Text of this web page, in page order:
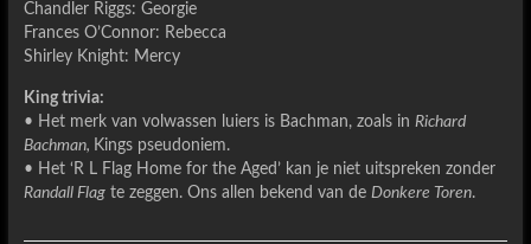
Chandler Riggs: Georgie
Frances O’Connor: Rebecca
Shirley Knight: Mercy
King trivia:
• Het merk van volwassen luiers is Bachman, zoals in Richard
Bachman, Kings pseudoniem.
• Het ‘R L Flag Home for the Aged’ kan je niet uitspreken zonder
Randall Flagte zeggen. Ons allen bekend van de Donkere Toren.